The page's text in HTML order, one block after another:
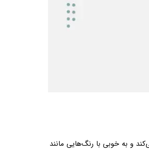
و به خوبی با رنگ‌هایی مانند